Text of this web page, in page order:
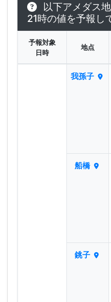
以下アメダス
21時の値を予報し
予報対象
日時
地点
我孫子
船橋
銚子